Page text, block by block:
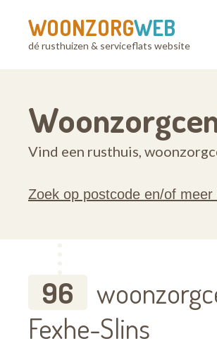
WOONZORGWEB
dé rusthuizen & serviceflats website
Vind een rusthuis,
Zoek op postcode en/of meer
96
Fexhe-Slins